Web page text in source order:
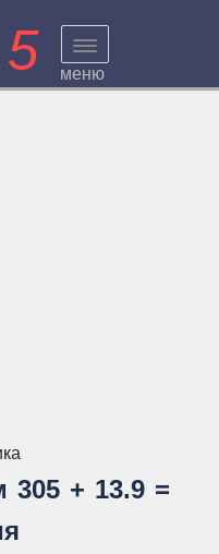
5 меню
305 + 13.9 =